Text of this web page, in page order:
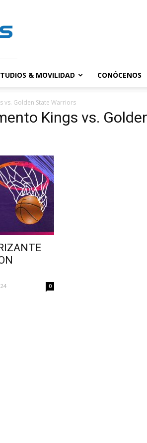
& MOVILIDAD CONÓCENOS
vs. Golden State Warriors
Kings vs.
0